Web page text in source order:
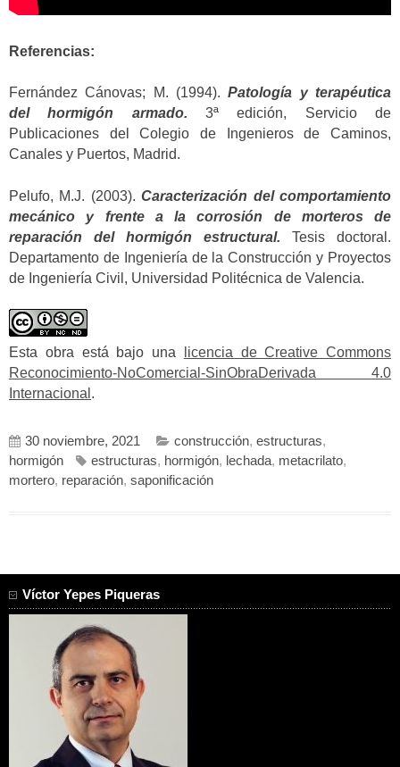
Referencias:
Fernández Cánovas; M. (1994).Patología y terapéutica
del hormigón armado. 3ª edición, Servicio de
Publicaciones del Colegio de Ingenieros de Caminos,
Canales y Puertos, Madrid.
Pelufo, M.J. (2003).Caracterización del comportamiento
mecánico y frente a la corrosión de morteros de
reparación del hormigón estructural. Tesis doctoral.
Departamento de Ingeniería de la Construcción y Proyectos
de Ingeniería Civil, Universidad Politécnica de Valencia.
Esta obra está bajo una
licencia de Creative Commons
Reconocimiento-NoComercial-SinObraDerivada 4.0
Internacional .
30 noviembre, 2021 construcción, estructuras,
hormigón
estructuras, hormigón, lechada, metacrilato,
mortero, reparación, saponificación
Víctor Yepes Piqueras